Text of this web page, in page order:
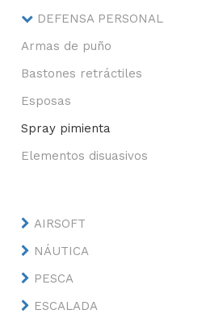
DEFENSA PERSONAL
Armas de puño
Bastones retráctiles
Esposas
Spray pimienta
Elementos disuasivos
AIRSOFT
NÁUTICA
PESCA
ESCALADA